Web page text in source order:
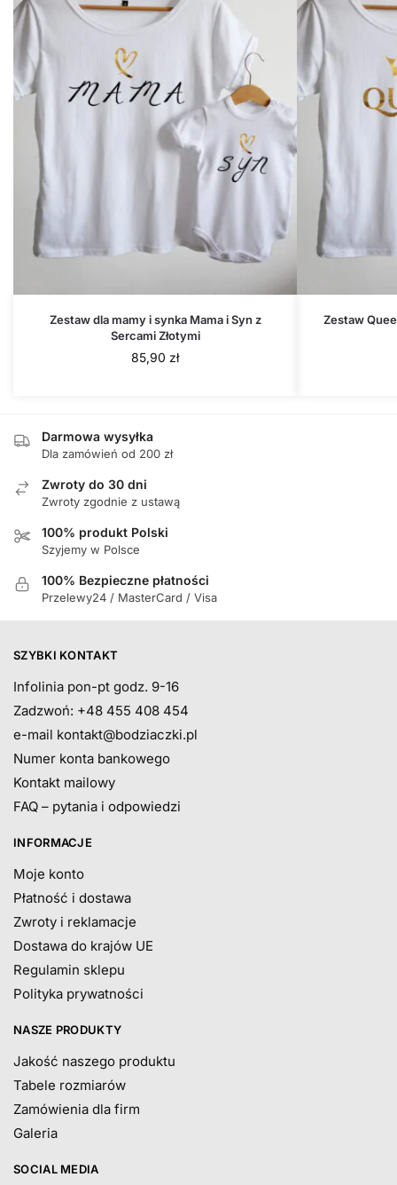
Zestaw dla mamy i synka Mama i Syn z
Sercami Złotymi
85,90 zł
Zestaw
Darmowa wysyłka
Dla zamówień od 200 zł
Zwroty do 30 dni
Zwroty zgodnie z ustawą
100% produkt Polski
Szyjemy w Polsce
100% Bezpieczne płatności
Przelewy24 / MasterCard / Visa
SZYBKI KONTAKT
Infolinia pon-pt godz. 9-16
Zadzwoń: +48 455 408 454
e-mail kontakt@bodziaczki.pl
Numer konta bankowego
Kontakt mailowy
FAQ – pytania i odpowiedzi
INFORMACJE
Moje konto
Płatność i dostawa
Zwroty i reklamacje
Dostawa do krajów UE
Regulamin sklepu
Polityka prywatności
NASZE PRODUKTY
Jakość naszego produktu
Tabele rozmiarów
Zamówienia dla firm
Galeria
SOCIAL MEDIA